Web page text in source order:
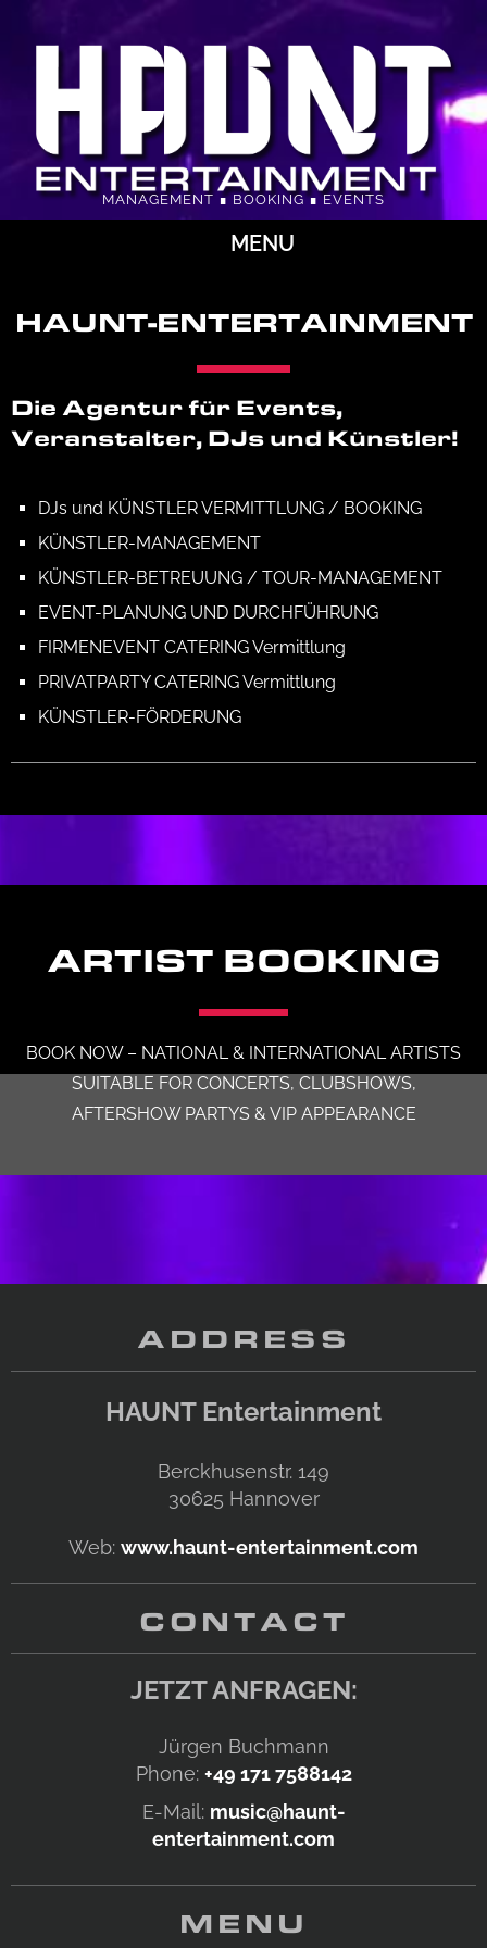
MENU
MANAGEMENT ∎ BOOKING ∎ EVENTS
HAUNT-ENTERTAINMENT
Die Agentur für Events,
Veranstalter, DJs und Künstler!
DJs und KÜNSTLER VERMITTLUNG / BOOKING
KÜNSTLER-MANAGEMENT
KÜNSTLER-BETREUUNG / TOUR-MANAGEMENT
EVENT-PLANUNG UND DURCHFÜHRUNG
FIRMENEVENT CATERING Vermittlung
PRIVATPARTY CATERING Vermittlung
KÜNSTLER-FÖRDERUNG
ARTIST BOOKING
BOOK NOW – NATIONAL & INTERNATIONAL ARTISTS
SUITABLE FOR CONCERTS, CLUBSHOWS,
AFTERSHOW PARTYS & VIP APPEARANCE
ADDRESS
HAUNT Entertainment
Berckhusenstr. 149
30625 Hannover
Web: www.haunt-entertainment.com
CONTACT
JETZT ANFRAGEN:
Jürgen Buchmann
Phone: +49 171 7588142
E-Mail: music@haunt-
entertainment.com
MENU